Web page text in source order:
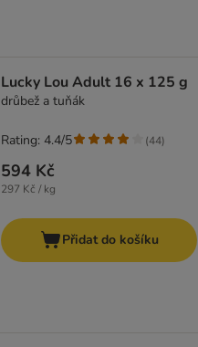
Lucky Lou Adult 16 x 125 g
drůbež a tuňák
594 Kč
297 Kč / kg
Rating: 4.4/5 (44)
Přidat do košíku